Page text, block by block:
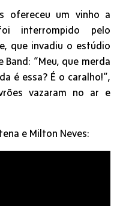
ofereceu um vinho a
interrompido pelo
que invadiu o estúdio
“Meu, que merda
é essa? É o caralho!”,
vazaram no ar e
e Milton Neves: